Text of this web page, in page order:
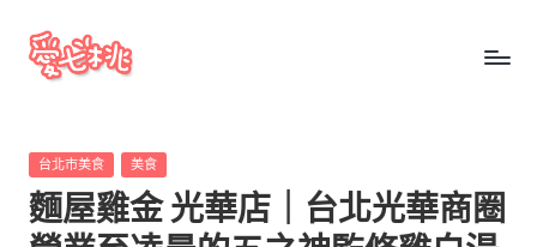
Skip
七
桃
玩
桃
玩
台
灣
Posted
台北市美食 美食
麵屋雞金 光華店｜台北光華商圈